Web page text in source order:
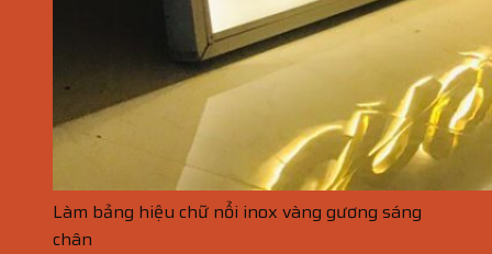
Làm bảng hiệu chữ nổi inox vàng gương sáng
chân